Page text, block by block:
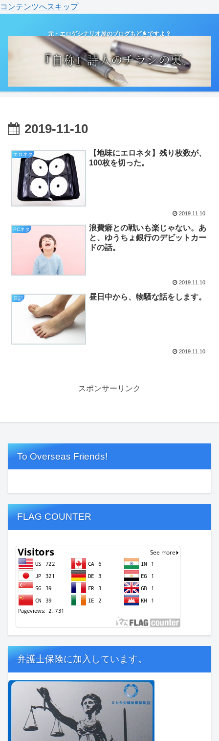
コンテンツへスキップ
元・エロゲシナリオ屋のブログもどきですよ？
2019-11-10
エロネタ
【地味にエロネタ】残り枚数が、
100枚を切った。
2019.11.10
PCネタ
浪費癖との戦いも楽じゃない。あ
と、ゆうちょ銀行のデビットカー
ドの話。
2019.11.10
日記 昼日中から、物騒な話をします。
2019.11.10
スポンサーリンク
To Overseas Friends!
FLAG COUNTER
弁護士保険に加入しています。